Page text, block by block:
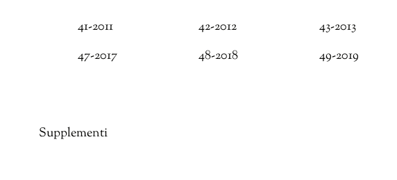
41-2011 42-2012 43-2013
47-2017
48-2018 49-2019
Supplementi